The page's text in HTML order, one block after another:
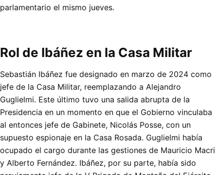
parlamentario el mismo jueves.
Rol de Ibáñez en la Casa Militar
Sebastián Ibáñez fue designado en marzo de 2024 como
jefe de la Casa Militar, reemplazando a Alejandro
Guglielmi. Este último tuvo una salida abrupta de la
Presidencia en un momento en que el Gobierno vinculaba
al entonces jefe de Gabinete, Nicolás Posse, con un
supuesto espionaje en la Casa Rosada. Guglielmi había
ocupado el cargo durante las gestiones de Mauricio Macri
y Alberto Fernández. Ibáñez, por su parte, había sido